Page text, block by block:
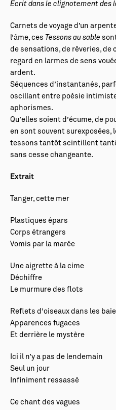
Écrit dans le clignotement des
Carnets de voyage d’un
l’âme, ces Tessons au sable
de sensations, de rêveries, de
regard en larmes de sens
ardent.
Séquences d’instantanés,
oscillant entre poésie
aphorismes.
Qu’elles soient d’écume, de
en sont souvent surexposées,
tessons tantôt scintillent
sans cesse changeante.
Extrait
Tanger, cette mer
Plastiques épars
Corps étrangers
Vomis par la marée
Une aigrette à la cime
Déchiffre
Le murmure des flots
Reflets d’oiseaux dans les
Apparences fugaces
Et derrière le mystère
Ici il n’y a pas de lendemain
Seul un jour
Infiniment ressassé
Ce chant des vagues